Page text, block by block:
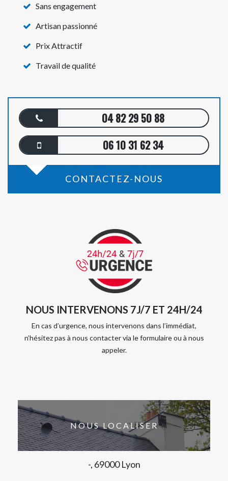
Sans engagement
Artisan passionné
Prix Attractif
Travail de qualité
04 82 29 50 88
06 10 31 62 34
CONTACTEZ-NOUS
NOUS INTERVENONS 7J/7 ET 24H/24
En cas d’urgence, nous intervenons dans l’immédiat,
n’hésitez pas à nous contacter via le formulaire ou à nous
appeler.
NOUS LOCALISER
-, 69000 Lyon